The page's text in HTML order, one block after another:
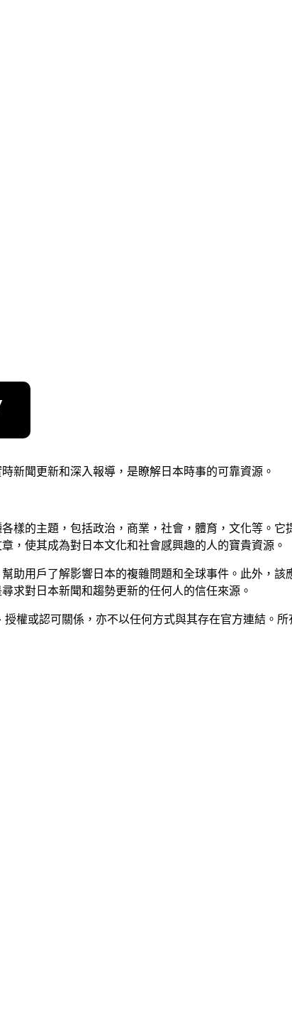
新聞更新和深入報導，是瞭解日本時事的可靠資源。
樣的主題，包括政治，商業，社會，體育，文化等。
，使其成為對日本文化和社會感興趣的人的寶貴資源。
助用戶了解影響日本的複雜問題和全球事件。此外，
求對日本新聞和趨勢更新的任何人的信任來源。
授權或認可關係，亦不以任何方式與其存在官方連結。